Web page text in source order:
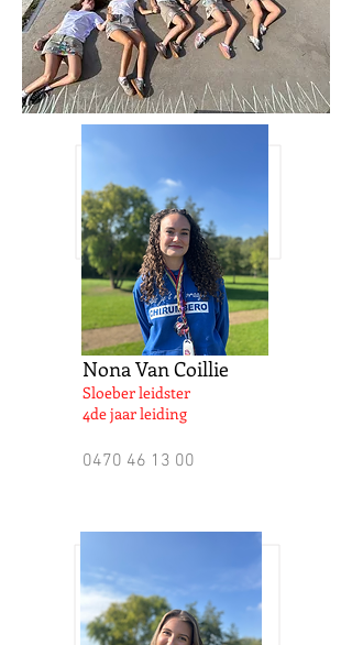
Nona Van Coillie
Sloeber leidster
4de jaar leiding
0470 46 13 00